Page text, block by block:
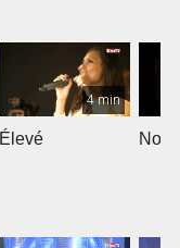
4 min
Élevé